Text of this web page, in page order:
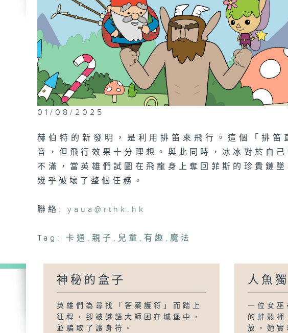
01/08/2025
赫伯特的新發明，是利用排笛來飛行。這個「排笛
音，但飛行效果十分理想。與此同時，冰冰對於自
不滿，當英雄們試圖在飛龍身上奪回菲斯的珍貴鏈
幾乎破壞了整個任務。
聯絡:yaua@rthk.hk
Tag: 卡通 ,親子 , 兒童 , 有趣 ,魔法
神秘的盒子
英雄們為尋找「答案護符」而踏上
征程，卻被謎語大師困在城堡中，
並騙取了護身符。
人魚
一位女巫
的蚌殼
放，她實